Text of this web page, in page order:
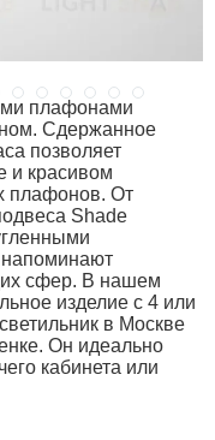
плафонами
Сдержанное
позволяет
и красивом
плафонов. От
Shade
сфер. В нашем
изделие с 4 или
в Москве
Он идеально
кабинета или